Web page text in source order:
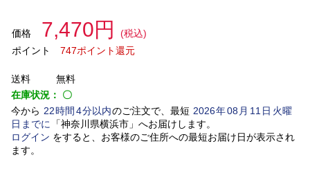
価格 7,470円
(税込)
ポイント
747ポイント還元
送料
無料
在庫状況： 〇
今から 22時間 4分以内のご注文で、最短 2026年08 月 11 日火曜
日 までに 「神奈川県横浜市」 へお届けします。
ログイン をすると、お客様のご住所への最短お届け日が表示され
ます。